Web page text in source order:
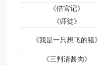
《借官记》
《师徒》
《我是一只想飞的猪》
《三判清酱肉》